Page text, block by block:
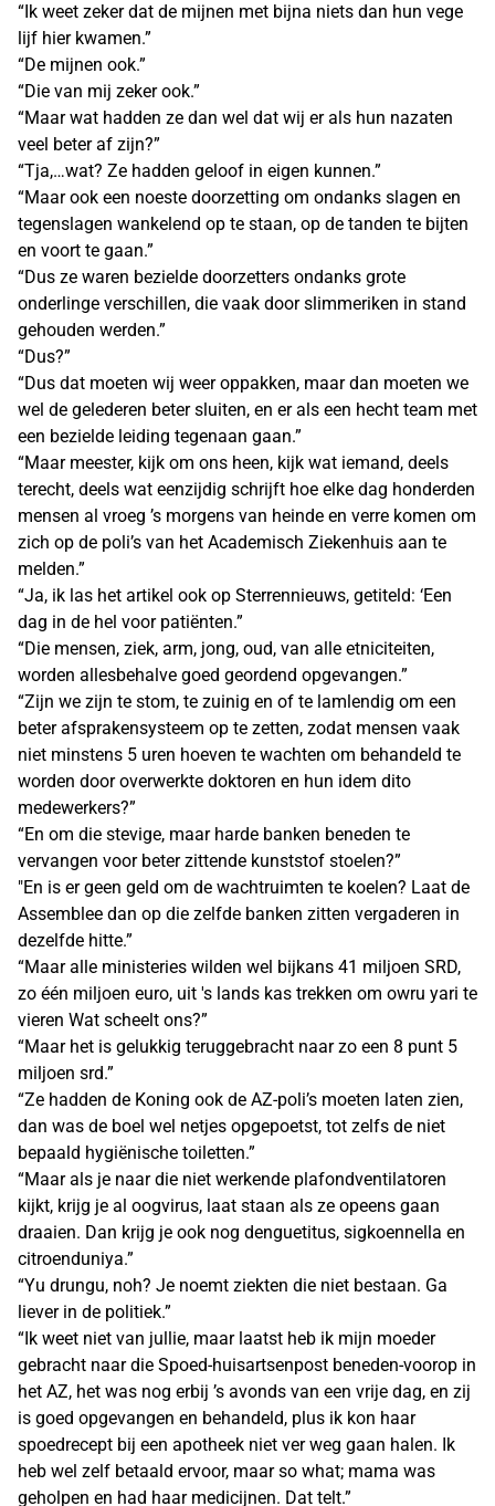
“Ik weet zeker dat de mijnen met bijna niets dan hun vege
lijf hier kwamen.”
“De mijnen ook.”
“Die van mij zeker ook.”
“Maar wat hadden ze dan wel dat wij er als hun nazaten
veel beter af zijn?”
“Tja,…wat? Ze hadden geloof in eigen kunnen.”
“Maar ook een noeste doorzetting om ondanks slagen en
tegenslagen wankelend op te staan, op de tanden te bijten
en voort te gaan.”
“Dus ze waren bezielde doorzetters ondanks grote
onderlinge verschillen, die vaak door slimmeriken in stand
gehouden werden.”
“Dus?”
“Dus dat moeten wij weer oppakken, maar dan moeten we
wel de gelederen beter sluiten, en er als een hecht team met
een bezielde leiding tegenaan gaan.”
“Maar meester, kijk om ons heen, kijk wat iemand, deels
terecht, deels wat eenzijdig schrijft hoe elke dag honderden
mensen al vroeg ’s morgens van heinde en verre komen om
zich op de poli’s van het Academisch Ziekenhuis aan te
melden.”
“Ja, ik las het artikel ook op Sterrennieuws, getiteld: ‘Een
dag in de hel voor patiënten.”
“Die mensen, ziek, arm, jong, oud, van alle etniciteiten,
worden allesbehalve goed geordend opgevangen.”
“Zijn we zijn te stom, te zuinig en of te lamlendig om een
beter afsprakensysteem op te zetten, zodat mensen vaak
niet minstens 5 uren hoeven te wachten om behandeld te
worden door overwerkte doktoren en hun idem dito
medewerkers?”
“En om die stevige, maar harde banken beneden te
vervangen voor beter zittende kunststof stoelen?”
"En is er geen geld om de wachtruimten te koelen? Laat de
Assemblee dan op die zelfde banken zitten vergaderen in
dezelfde hitte.”
“Maar alle ministeries wilden wel bijkans 41 miljoen SRD,
zo één miljoen euro, uit 's lands kas trekken om owru yari te
vieren Wat scheelt ons?”
“Maar het is gelukkig teruggebracht naar zo een 8 punt 5
miljoen srd.”
“Ze hadden de Koning ook de AZ-poli’s moeten laten zien,
dan was de boel wel netjes opgepoetst, tot zelfs de niet
bepaald hygiënische toiletten.”
“Maar als je naar die niet werkende plafondventilatoren
kijkt, krijg je al oogvirus, laat staan als ze opeens gaan
draaien. Dan krijg je ook nog denguetitus, sigkoennella en
citroenduniya.”
“Yu drungu, noh? Je noemt ziekten die niet bestaan. Ga
liever in de politiek.”
“Ik weet niet van jullie, maar laatst heb ik mijn moeder
gebracht naar die Spoed-huisartsenpost beneden-voorop in
het AZ, het was nog erbij ’s avonds van een vrije dag, en zij
is goed opgevangen en behandeld, plus ik kon haar
spoedrecept bij een apotheek niet ver weg gaan halen. Ik
heb wel zelf betaald ervoor, maar so what; mama was
geholpen en had haar medicijnen. Dat telt.”